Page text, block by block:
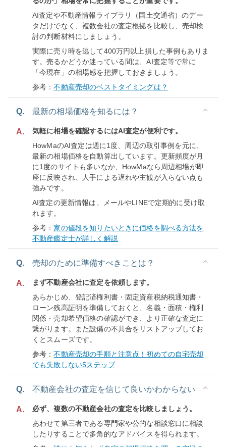
AI査定や不動産情報ライブラリ（国土交通省）のデー
タだけでなく、複数会社の査定根拠を比較し、売却検
討の判断材料にしましょう。
実際に売り時を逃して400万円以上損した事例もありま
す。売るかどうか迷っている間は、AI査定等で常に
「今現在」の相場感を把握しておきましょう。
参考：不動産売却のベストタイミングは？
Q. 最新の相場価格を知るには？
A.
気軽に相場を確認するにはAI査定が便利です。
HowMaのAI査定は週に1度、周辺の取引事例を元に、
最新の相場価格を自動算出しています。更新頻度が月
に1度のサイトも多いなか、HowMaなら周辺相場が即
座に反映され、人手による遅れや主観が入らない点も
強みです。
AI査定の更新情報は、メールやLINEで定期的に受け取
れます。
参考：家の値段を知りたいときに価格を調べる方法を
不動産鑑定士が詳しく解説
Q. 売却のために準備すべきことは？
A.
まず不動産会社に査定を依頼します。
あらかじめ、登記済権利書・固定資産税納税通知書・
ローン残高証明を準備しておくと、名義・面積・権利
関係・売却希望価格の確認ができ、より正確な査定に
繋がります。また設備の不具合をリストアップしてお
くとスムーズです。
参考：不動産売却の手順と注意点！初めての自宅売却
でも失敗しない5ステップ
Q. 不動産会社の査定を信じて良いかわからない
A.
必ず、複数の不動産会社の査定を比較しましょう。
あわせて第三者である専門家や公的な相談窓口に相談
したりすることで多角的なアドバイスを得られます。